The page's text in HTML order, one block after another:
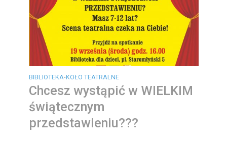
BIBLIOTEKA•KOŁO TEATRALNE
Chcesz wystąpić w WIELKIM
świątecznym
przedstawieniu???